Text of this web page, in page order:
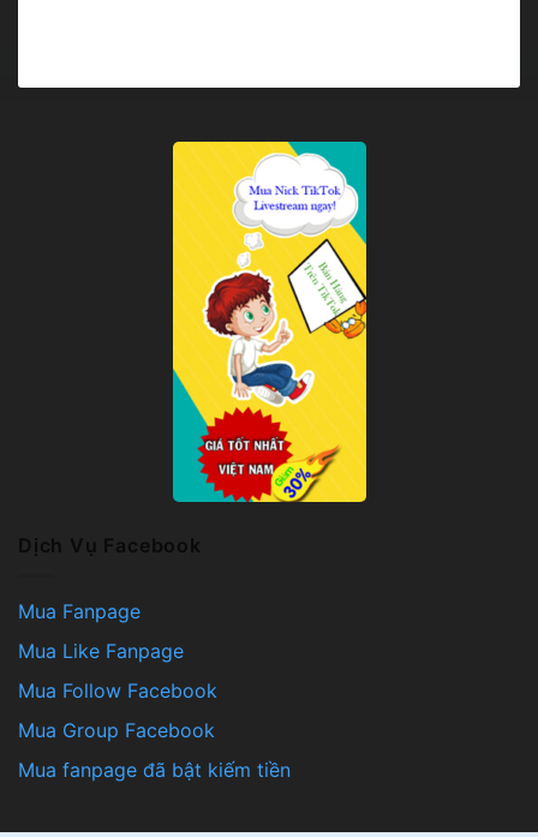
Dịch Vụ Facebook
Mua Fanpage
Mua Like Fanpage
Mua Follow Facebook
Mua Group Facebook
Mua fanpage đã bật kiếm tiền